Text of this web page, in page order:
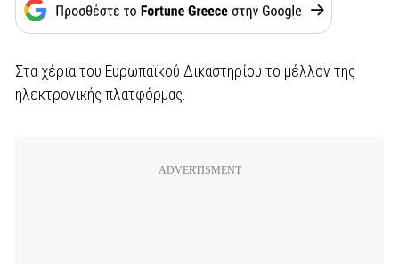
Στα χέρια του Ευρωπαϊκού Δικαστηρίου το μέλλον της
ηλεκτρονικής πλατφόρμας.